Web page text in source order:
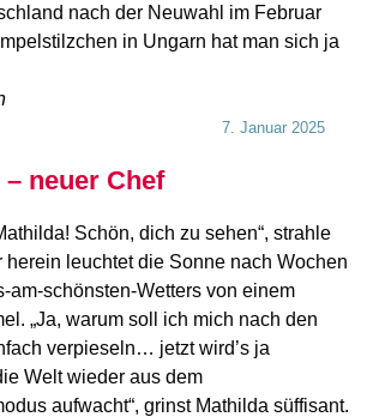
nach der Neuwahl im Februar
in Ungarn hat man sich ja
7. Januar 2025
neuer Chef
Schön, dich zu sehen“, strahle
herein leuchtet die Sonne nach Wochen
am-schönsten-Wetters von einem
„Ja, warum soll ich mich nach den
verpieseln… jetzt wird’s ja
Welt wieder aus dem
aufwacht“, grinst Mathilda süffisant.